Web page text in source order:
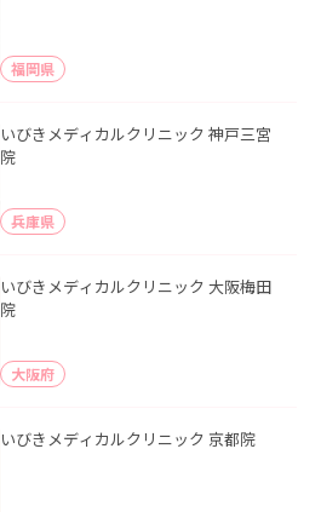
福岡県
いびきメディカルクリニック 神戸三宮
院
兵庫県
いびきメディカルクリニック 大阪梅田
院
大阪府
いびきメディカルクリニック 京都院